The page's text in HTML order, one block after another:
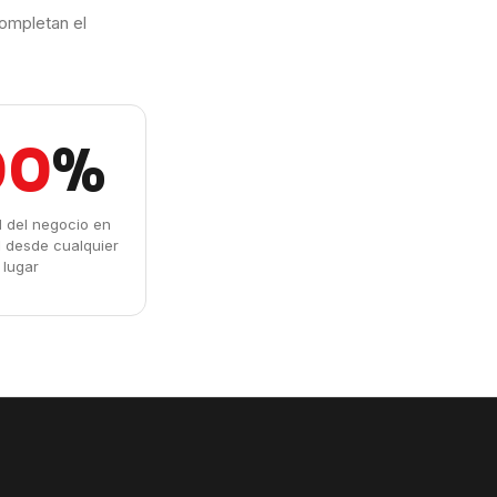
el
%
del negocio en
desde cualquier
lugar